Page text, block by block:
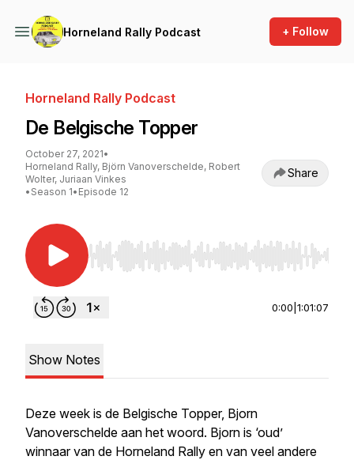
Horneland Rally Podcast + Follow
Horneland Rally Podcast
De Belgische Topper
October 27, 2021•
Horneland Rally, Björn Vanoverschelde, Robert
Wolter, Juriaan Vinkes
• Season 1• Episode 12
Share
Use Left/Right to seek, Home/End to jump to
0:00 1:01:07
Show Notes
Deze week is de Belgische Topper, Bjorn
Vanoverschelde aan het woord. Bjorn is ‘oud’
winnaar van de Horneland Rally en van veel andere